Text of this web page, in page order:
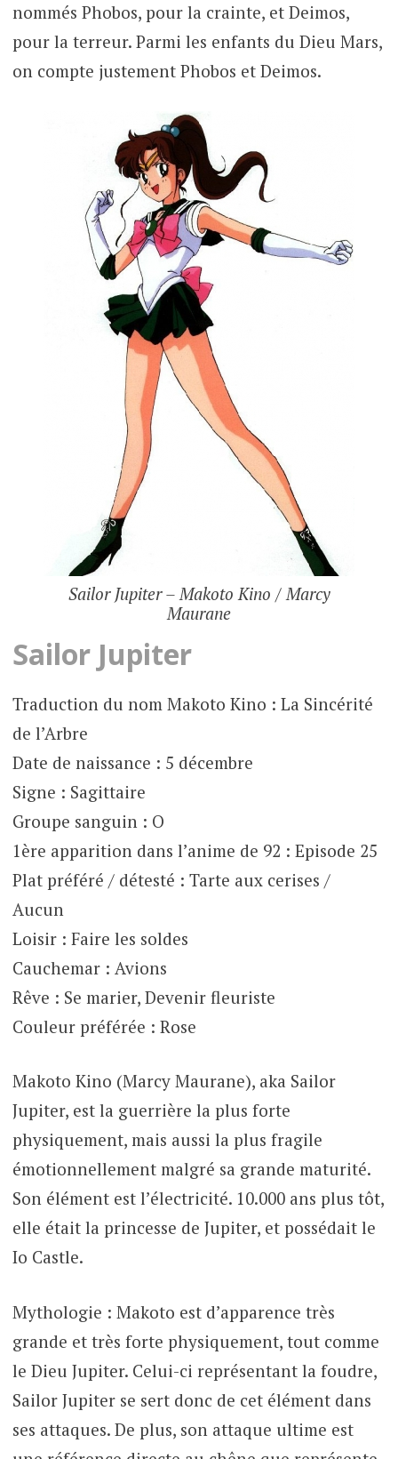
nommés Phobos, pour la crainte, et Deimos,
pour la terreur. Parmi les enfants du Dieu Mars,
on compte justement Phobos et Deimos.
Sailor Jupiter – Makoto Kino / Marcy
Maurane
Sailor Jupiter
Traduction du nom Makoto Kino : La Sincérité
de l’Arbre
Date de naissance : 5 décembre
Signe : Sagittaire
Groupe sanguin : O
1ère apparition dans l’anime de 92 : Episode 25
Plat préféré / détesté : Tarte aux cerises /
Aucun
Loisir : Faire les soldes
Cauchemar : Avions
Rêve : Se marier, Devenir fleuriste
Couleur préférée : Rose
Makoto Kino (Marcy Maurane), aka Sailor
Jupiter, est la guerrière la plus forte
physiquement, mais aussi la plus fragile
émotionnellement malgré sa grande maturité.
Son élément est l’électricité. 10.000 ans plus tôt,
elle était la princesse de Jupiter, et possédait le
Io Castle.
Mythologie : Makoto est d’apparence très
grande et très forte physiquement, tout comme
le Dieu Jupiter. Celui-ci représentant la foudre,
Sailor Jupiter se sert donc de cet élément dans
ses attaques. De plus, son attaque ultime est